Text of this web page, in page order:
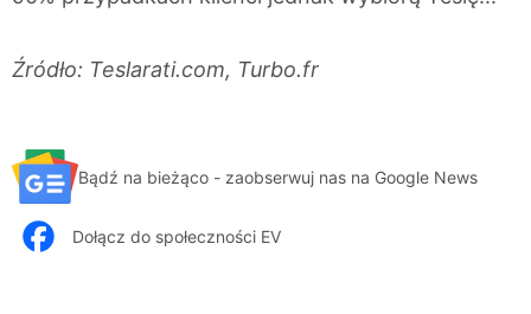
Źródło: Teslarati.com, Turbo.fr
Bądź na bieżąco - zaobserwuj nas na Google News
Dołącz do społeczności EV